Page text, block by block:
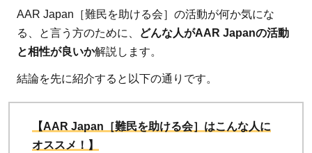
AAR Japan［難民を助ける会］の活動が何か気にな
る、と言う方のために、
どんな人がAAR Japanの活動
と相性が良いか解説します。
結論を先に紹介すると以下の通りです。
【AAR Japan［難民を助ける会］はこんな人に
オススメ！】